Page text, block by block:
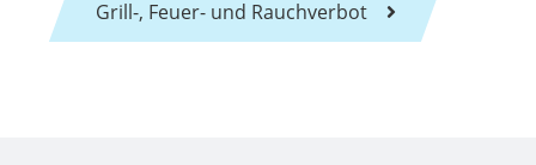
Grill-, Feuer- und Rauchverbot